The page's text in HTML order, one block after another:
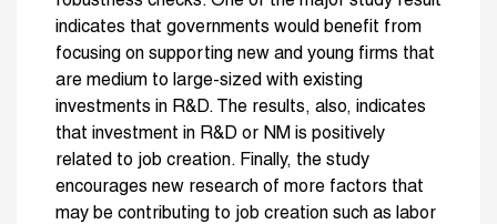
indicates that governments would benefit from
focusing on supporting new and young firms that
are medium to large-sized with existing
investments in R&D. The results, also, indicates
that investment in R&D or NM is positively
related to job creation. Finally, the study
encourages new research of more factors that
may be contributing to job creation such as labor